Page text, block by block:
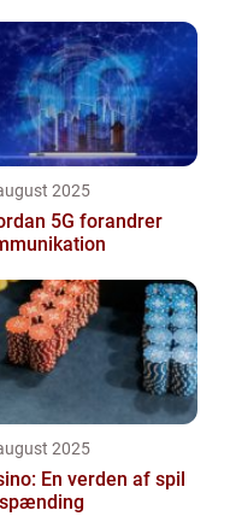
2025
5G forandrer
2025
En verden af spil